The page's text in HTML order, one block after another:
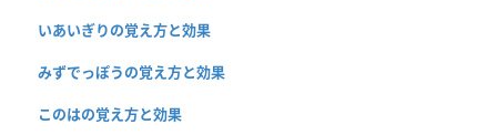
いあいぎりの覚え方と効果
みずでっぽうの覚え方と効果
このはの覚え方と効果